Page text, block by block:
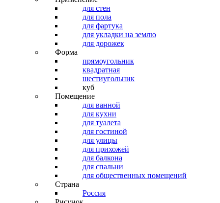
для стен
для пола
для фартука
для укладки на землю
для дорожек
Форма
прямоугольник
квадратная
шестиугольник
куб
Помещение
для ванной
для кухни
для туалета
для гостиной
для улицы
для прихожей
для балкона
для спальни
для общественных помещений
Страна
Россия